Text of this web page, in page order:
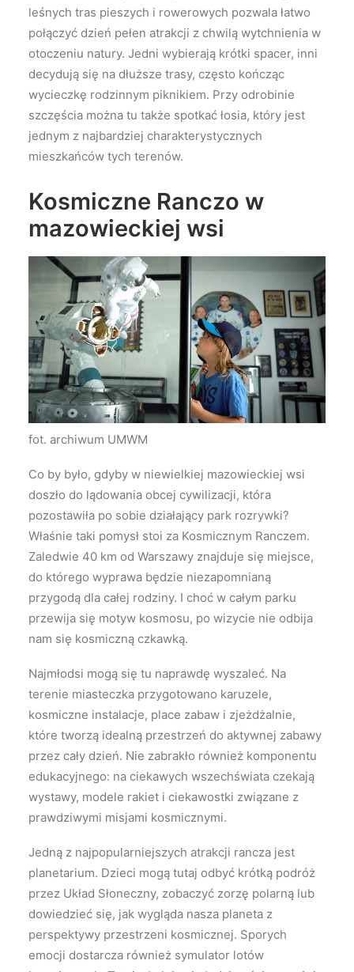
leśnych tras pieszych i rowerowych pozwala łatwo
połączyć dzień pełen atrakcji z chwilą wytchnienia w
otoczeniu natury. Jedni wybierają krótki spacer, inni
decydują się na dłuższe trasy, często kończąc
wycieczkę rodzinnym piknikiem. Przy odrobinie
szczęścia można tu także spotkać łosia, który jest
jednym z najbardziej charakterystycznych
mieszkańców tych terenów.
Kosmiczne Ranczo w
mazowieckiej wsi
fot. archiwum UMWM
Co by było, gdyby w niewielkiej mazowieckiej wsi
doszło do lądowania obcej cywilizacji, która
pozostawiła po sobie działający park rozrywki?
Właśnie taki pomysł stoi za Kosmicznym Ranczem.
Zaledwie 40 km od Warszawy znajduje się miejsce,
do którego wyprawa będzie niezapomnianą
przygodą dla całej rodziny. I choć w całym parku
przewija się motyw kosmosu, po wizycie nie odbija
nam się kosmiczną czkawką.
Najmłodsi mogą się tu naprawdę wyszaleć. Na
terenie miasteczka przygotowano karuzele,
kosmiczne instalacje, place zabaw i zjeżdżalnie,
które tworzą idealną przestrzeń do aktywnej zabawy
przez cały dzień. Nie zabrakło również komponentu
edukacyjnego: na ciekawych wszechświata czekają
wystawy, modele rakiet i ciekawostki związane z
prawdziwymi misjami kosmicznymi.
Jedną z najpopularniejszych atrakcji rancza jest
planetarium. Dzieci mogą tutaj odbyć krótką podróż
przez Układ Słoneczny, zobaczyć zorzę polarną lub
dowiedzieć się, jak wygląda nasza planeta z
perspektywy przestrzeni kosmicznej. Sporych
emocji dostarcza również symulator lotów